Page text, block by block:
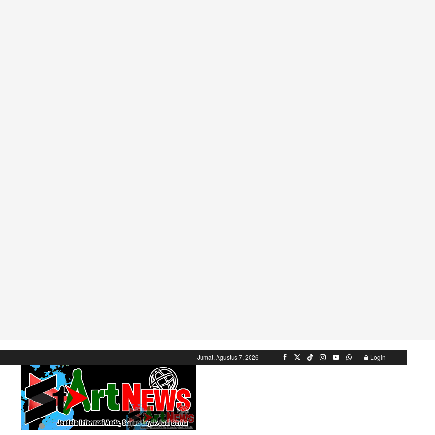
Jumat, Agustus 7, 2026 Login